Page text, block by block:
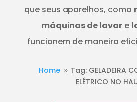
que seus aparelhos, como
máquinas de lavar e
funcionem de maneira
Home 9 Tag: GELADEIRA
ELÉTRICO NO